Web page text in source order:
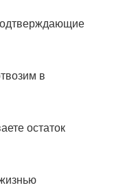
в
остаток